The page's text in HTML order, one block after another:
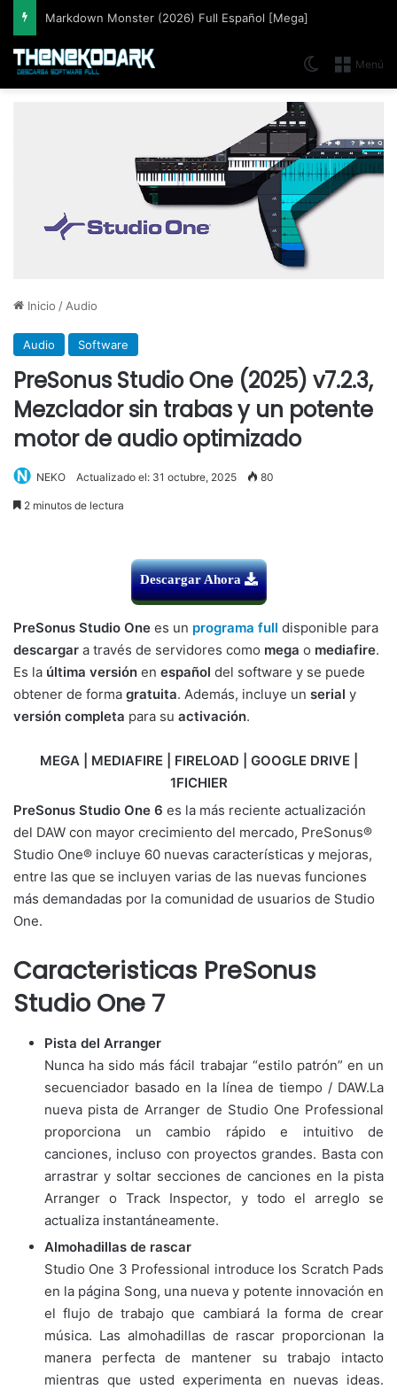
Markdown Monster (2026) Full Español [Mega]
Menú
Switch skin
Inicio /Audio
Audio Software
PreSonus Studio One (2025) v7.2.3,
Mezclador sin trabas y un potente
motor de audio optimizado
NEKO Actualizado el: 31 octubre, 2025 80
2 minutos de lectura
Descargar Ahora
PreSonus Studio One es un programa full disponible para
descargar a través de servidores como mega o mediafire.
Es la última versión en español del software y se puede
obtener de forma gratuita. Además, incluye un serial y
versión completa para su activación.
MEGA | MEDIAFIRE | FIRELOAD | GOOGLE DRIVE |
1FICHIER
PreSonus Studio One 6 es la más reciente actualización
del DAW con mayor crecimiento del mercado, PreSonus®
Studio One® incluye 60 nuevas características y mejoras,
entre las que se incluyen varias de las nuevas funciones
más demandadas por la comunidad de usuarios de Studio
One.
Caracteristicas PreSonus
Studio One 7
Pista del Arranger
Nunca ha sido más fácil trabajar “estilo patrón” en un
secuenciador basado en la línea de tiempo / DAW.La
nueva pista de Arranger de Studio One Professional
proporciona un cambio rápido e intuitivo de
canciones, incluso con proyectos grandes. Basta con
arrastrar y soltar secciones de canciones en la pista
Arranger o Track Inspector, y todo el arreglo se
actualiza instantáneamente.
Almohadillas de rascar
Studio One 3 Professional introduce los Scratch Pads
en la página Song, una nueva y potente innovación en
el flujo de trabajo que cambiará la forma de crear
música. Las almohadillas de rascar proporcionan la
manera perfecta de mantener su trabajo intacto
mientras que usted experimenta en nuevas ideas.